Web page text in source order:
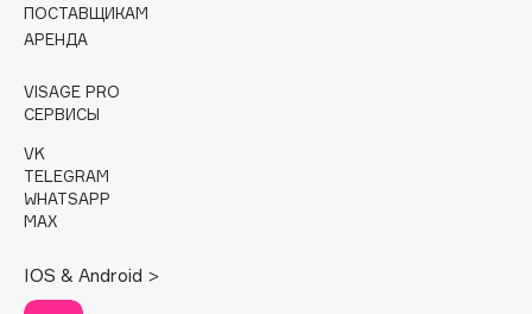
D
DABO
Darphin
Davines
Dessange
Dior
ПОСТАВЩИКАМ
АРЕНДА
VISAGE PRO
СЕРВИСЫ
VK
TELEGRAM
WHATSAPP
MAX
IOS & Android >